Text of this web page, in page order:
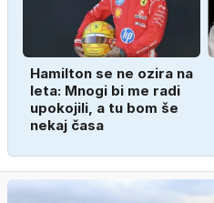
Hamilton se ne ozira na
leta: Mnogi bi me radi
upokojili, a tu bom še
nekaj časa